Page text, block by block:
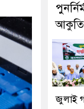
আকুতি
জুলাই